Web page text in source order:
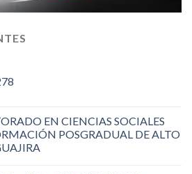
EN CIENCIAS SOCIALES
POSGRADUAL DE ALTO